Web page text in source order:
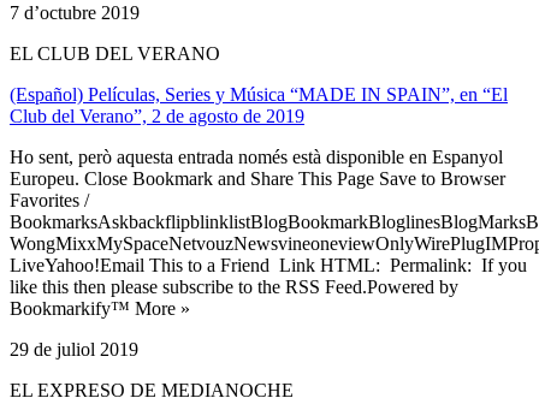
7 d’octubre 2019
EL CLUB DEL VERANO
(Español) Películas, Series y Música “MADE IN SPAIN”, en “El
Club del Verano”, 2 de agosto de 2019
Ho sent, però aquesta entrada només està disponible en Espanyol
Europeu. Close Bookmark and Share This Page Save to Browser
Favorites /
LiveYahoo!Email This to a Friend Link HTML: Permalink: If you
like this then please subscribe to the RSS Feed.Powered by
Bookmarkify™ More »
29 de juliol 2019
EL EXPRESO DE MEDIANOCHE